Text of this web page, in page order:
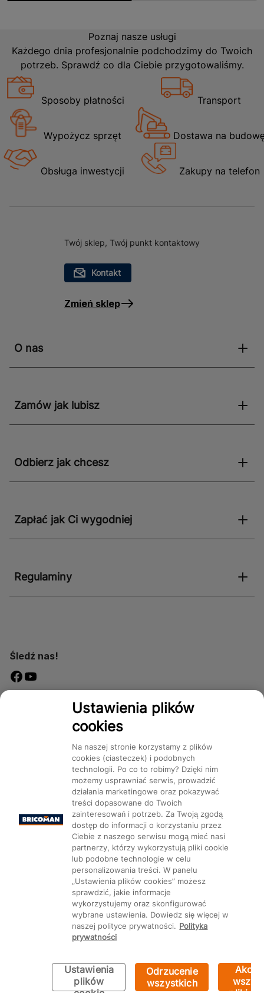
Poznaj nasze usługi
Każdego dnia profesjonalnie podchodzimy do Twoich
potrzeb. Sprawdź co dla Ciebie przygotowaliśmy.
Sposoby płatności Transport
Wypożycz sprzęt Dostawa na
Obsługa inwestycji Zakupy na telefon
Twój sklep, Twój punkt kontaktowy
Kontakt
Zmień sklep
O nas
Zamów jak lubisz
Odbierz jak chcesz
Zapłać jak Ci wygodniej
Regulaminy
Śledź nas!
Dostępność
Bricoman 2026 ©
Kategorie Produkty Marki CMS
Ustawienia plików cookie
Ustawienia plików
cookies
Na naszej stronie korzystamy z plików
cookies (ciasteczek) i podobnych
technologii. Po co to robimy? Dzięki nim
możemy usprawniać serwis, prowadzić
działania marketingowe oraz pokazywać
treści dopasowane do Twoich
zainteresowań i potrzeb. Za Twoją zgodą
dostęp do informacji o korzystaniu przez
Ciebie z naszego serwisu mogą mieć nasi
partnerzy, którzy wykorzystują pliki cookie
lub podobne technologie w celu
personalizowania treści. W panelu
„Ustawienia plików cookies” możesz
sprawdzić, jakie informacje
wykorzystujemy oraz skonfigurować
wybrane ustawienia. Dowiedz się więcej w
naszej polityce prywatności. Polityka
prywatności
Ustawienia
plików
Odrzucenie
wszystkich